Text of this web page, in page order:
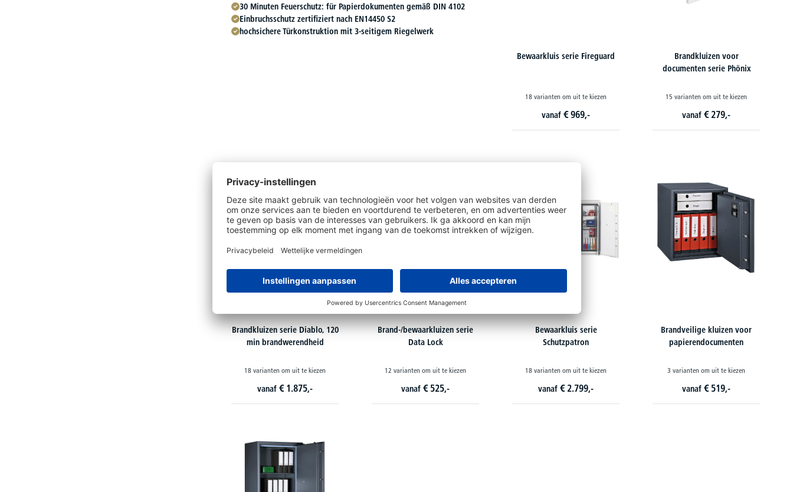
30 Minuten Feuerschutz: für Papierdokumenten gemäß DIN 4102
Einbruchsschutz zertifiziert nach EN14450 S2
hochsichere Türkonstruktion mit 3-seitigem Riegelwerk
Bewaarkluis serie Fireguard
18 varianten om uit te kiezen
vanaf € 969,-
Brandkluizen voor
documenten serie Phönix
15 varianten om uit te kiezen
vanaf € 279,-
Brandkluizen serie Diablo, 120
min brandwerendheid
18 varianten om uit te kiezen
vanaf € 1.875,-
Brand-/bewaarkluizen serie
Data Lock
12 varianten om uit te kiezen
vanaf € 525,-
Bewaarkluis serie
Schutzpatron
18 varianten om uit te kiezen
vanaf € 2.799,-
Brandveilige kluizen voor
papierendocumenten
3 varianten om uit te kiezen
vanaf € 519,-